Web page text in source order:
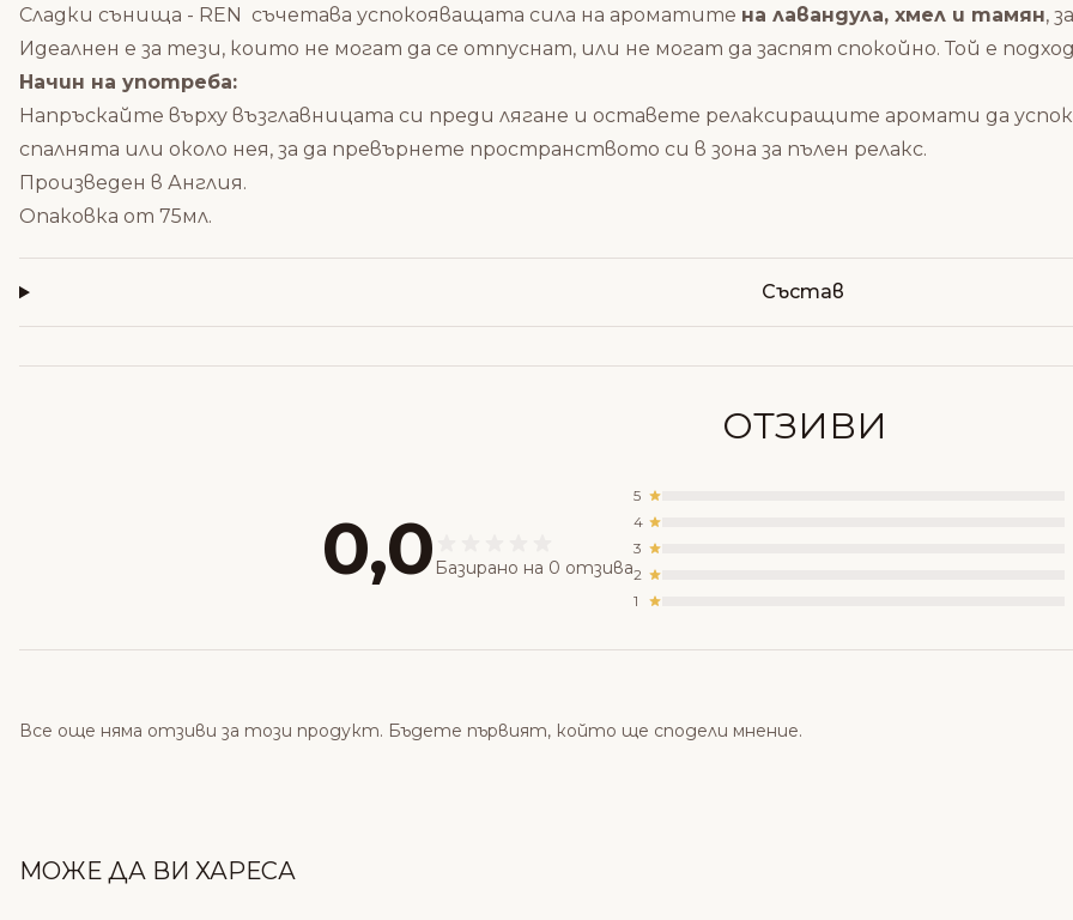
Сладки сънищa - REN съчетава успокояващата сила на ароматите на лавандула, хмел и тамян,
Идеалнен е за тези, които не могат да се отпуснат, или не могат да заспят спокойно. Той е
Начин на употреба:
Напръскайте върху възглавницата си преди лягане и оставете релаксиращите аромати да
спалнята или около нея, за да превърнете пространството си в зона за пълен релакс.
Произведен в Англия.
Опаковка от 75мл.
Състав
ОТЗИВИ
0,0 Базирано на 0 отзива
5
4
3
2
1
Все още няма отзиви за този продукт. Бъдете първият, който ще сподели мнение.
МОЖЕ ДА ВИ ХАРЕСА